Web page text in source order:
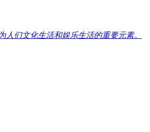
们文化生活和娱乐生活的重要元素。